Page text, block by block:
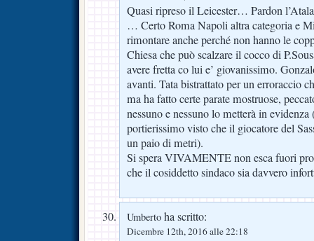
Quasi ripreso il Leicester… Pardon
… Certo Roma Napoli altra categoria e
rimontare anche perché non hanno le
Chiesa che può scalzare il cocco di
avere fretta co lui e’ giovanissimo.
avanti. Tata bistrattato per un erroraccio
ma ha fatto certe parate mostruose,
nessuno e nessuno lo metterà in
portierissimo visto che il giocatore del
un paio di metri).
Si spera VIVAMENTE non esca fuori
che il cosiddetto sindaco sia davvero
Umberto ha scritto:
Dicembre 12th, 2016 alle 22:18